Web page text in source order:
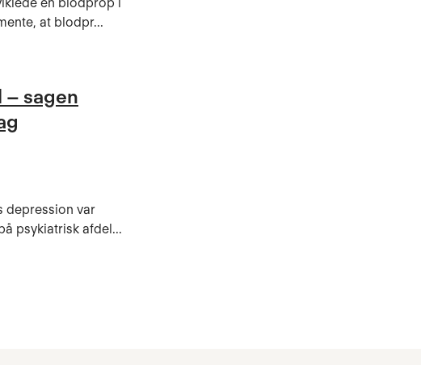
at blodpr...
– sagen
depression var
psykiatrisk afdel...